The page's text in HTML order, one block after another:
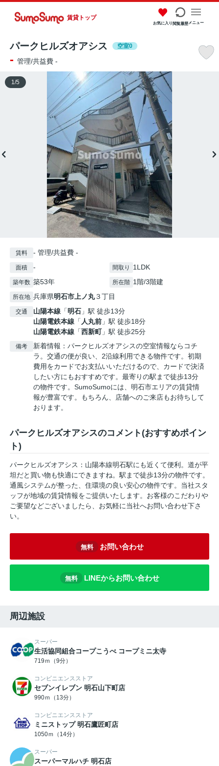
賃貸トップ
お気に入り閲覧履歴メニュー
パークヒルズオアシス 空室0
- 管理/共益費 -
1 /5
賃料 - 管理/共益費 -
面積 - 間取り 1LDK
築年数 築53年 所在階 1階/3階建
所在地 兵庫県明石市 上ノ丸３丁目
交通 山陽本線 「明石 」駅 徒歩13分
山陽電鉄本線 「 人丸前 」駅 徒歩18分
山陽電鉄本線 「西新町」駅 徒歩25分
備考
新着情報：パークヒルズオアシスの空室情報ならコチ
ラ。交通の便が良い、2沿線利用できる物件です。初期
費用をカードでお支払いいただけるので、カードで決済
したい方にもおすすめです。最寄りの駅まで徒歩13分
の物件です。SumoSumoには、明石市エリアの賃貸情
報が豊富です。もちろん、店舗へのご来店もお待ちして
おります。
パークヒルズオアシスのコメント(おすすめポイン
ト)
パークヒルズオアシス：山陽本線明石駅にも近くて便利。道が平
坦だと買い物も快適にできますね。駅まで徒歩13分の物件です。
通風システムが整った、住環境の良い安心の物件です。当社スタ
ッフが地域の賃貸情報をご提供いたします。お客様のこだわりや
ご要望などございましたら、お気軽に当社へお問い合わせ下さ
い。
無料 お問い合わせ
無料 LINEからお問い合わせ
周辺施設
スーパー
生活協同組合コープこうべ コープミニ太寺
719ｍ（9分）
コンビニエンスストア
セブンイレブン 明石山下町店
990ｍ（13分）
コンビニエンスストア
ミニストップ 明石鷹匠町店
1050ｍ（14分）
スーパー
スーパーマルハチ 明石店